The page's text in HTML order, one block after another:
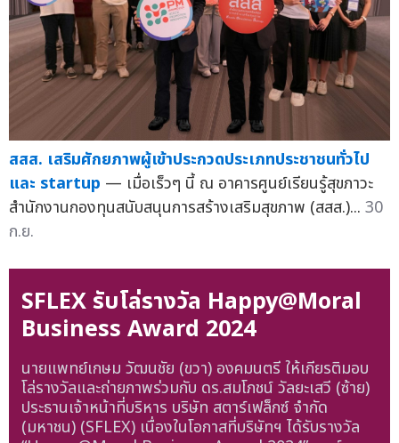
สสส. เสริมศักยภาพผู้เข้าประกวดประเภทประชาชนทั่วไป
และ startup — เมื่อเร็วๆ นี้ ณ อาคารศูนย์เรียนรู้สุขภาวะ
สำนักงานกองทุนสนับสนุนการสร้างเสริมสุขภาพ (สสส.)... 30
ก.ย.
SFLEX รับโล่รางวัล Happy@Moral
Business Award 2024
นายแพทย์เกษม วัฒนชัย (ขวา) องคมนตรี ให้เกียรติมอบ
โล่รางวัลและถ่ายภาพร่วมกับ ดร.สมโภชน์ วัลยะเสวี (ซ้าย)
ประธานเจ้าหน้าที่บริหาร บริษัท สตาร์เฟล็กซ์ จำกัด
(มหาชน) (SFLEX) เนื่องในโอกาสที่บริษัทฯ ได้รับรางวัล